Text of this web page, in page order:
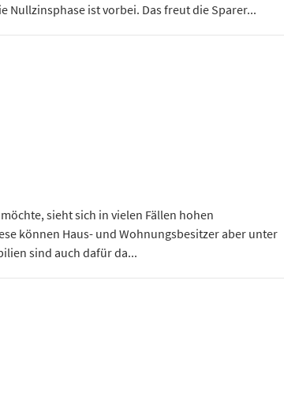
Nullzinsphase ist vorbei. Das freut die Sparer...
sieht sich in vielen Fällen hohen
können Haus- und Wohnungsbesitzer aber unter
sind auch dafür da...